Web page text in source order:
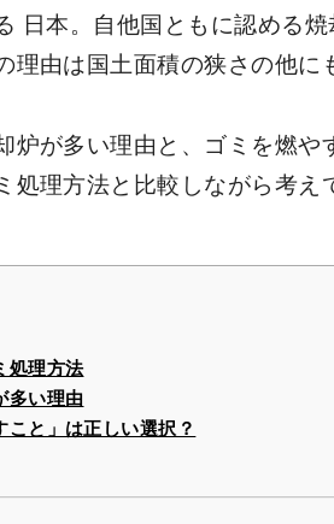
日本。自他国ともに認める
理由は国土面積の狭さの他に
炉が多い理由と、ゴミを燃や
処理方法と比較しながら考え
処理方法
多い理由
こと」は正しい選択？